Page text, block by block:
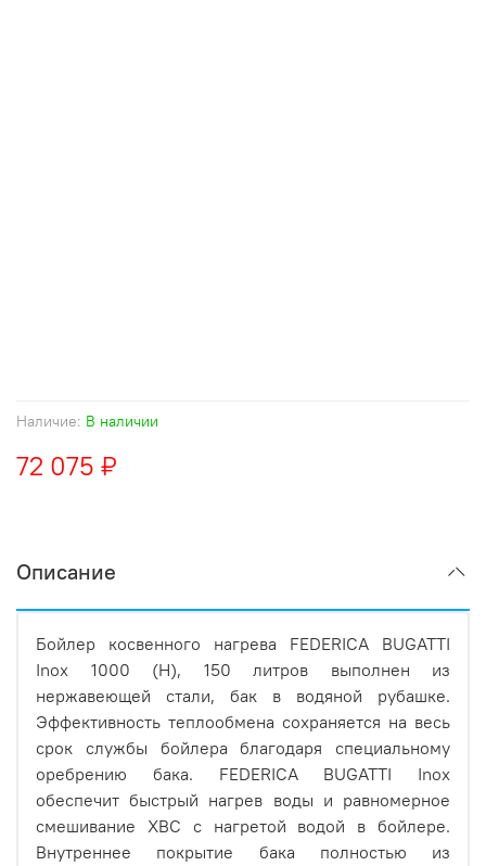
Наличие: В наличии
72 075 ₽
Описание
Бойлер косвенного нагрева FEDERICA BUGATTI
Inox 1000 (H), 150 литров выполнен из
нержавеющей стали, бак в водяной рубашке.
Эффективность теплообмена сохраняется на весь
срок службы бойлера благодаря специальному
оребрению бака. FEDERICA BUGATTI Inox
обеспечит быстрый нагрев воды и равномерное
смешивание ХВС с нагретой водой в бойлере.
Внутреннее покрытие бака полностью из